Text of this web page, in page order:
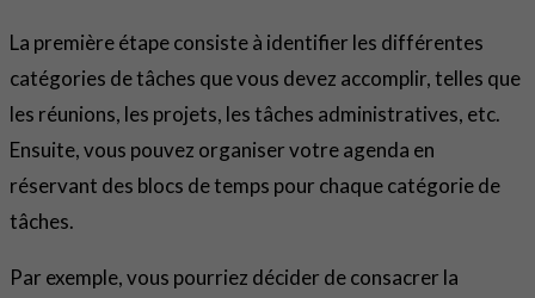
La première étape consiste à identifier les différentes
catégories de tâches que vous devez accomplir, telles que
les réunions, les projets, les tâches administratives, etc.
Ensuite, vous pouvez organiser votre agenda en
réservant des blocs de temps pour chaque catégorie de
tâches.
Par exemple, vous pourriez décider de consacrer la